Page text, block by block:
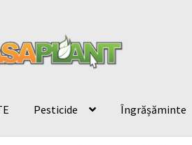
Pesticide Îngrășăminte